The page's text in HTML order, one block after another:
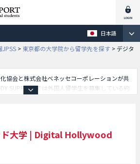
日本語
JPSS > 東京都の大学院から留学先を探す > デジタ
協会と株式会社ベネッセコーポレーションが共
SUPPORTでは外国人留学生を募集している約
合格者数など入試情報、施設案内、アクセスな
を掲載しているので是非ご利用ください。
大学 | Digital Hollywood